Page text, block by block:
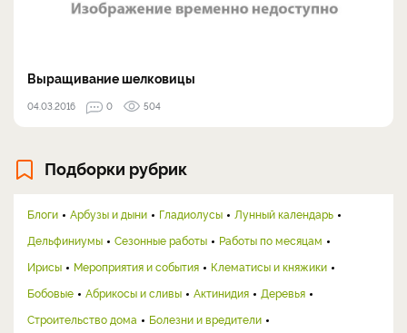
Выращивание шелковицы
04.03.2016 0 504
Подборки рубрик
Блоги Арбузы и дыни Гладиолусы
Лунный календарь
Дельфиниумы
Сезонные работы
Работы по месяцам
Ирисы
Мероприятия и события
Клематисы и княжики
Бобовые
Абрикосы и сливы Актинидия
Деревья
Строительство дома
Болезни и вредители